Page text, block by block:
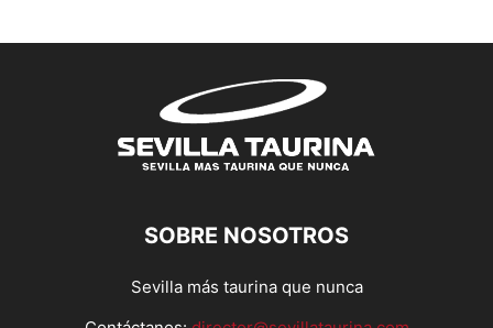
SOBRE NOSOTROS
Sevilla más taurina que nunca